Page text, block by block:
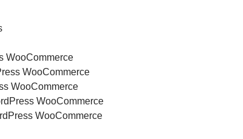
WooCommerce
WooCommerce
WooCommerce
WooCommerce
WooCommerce